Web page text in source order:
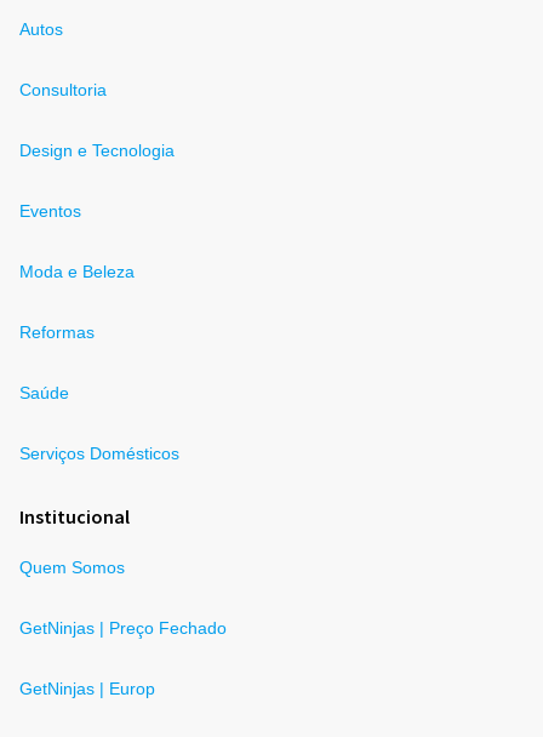
Autos
Consultoria
Design e Tecnologia
Eventos
Moda e Beleza
Reformas
Saúde
Serviços Domésticos
Institucional
Quem Somos
GetNinjas | Preço Fechado
GetNinjas | Europ